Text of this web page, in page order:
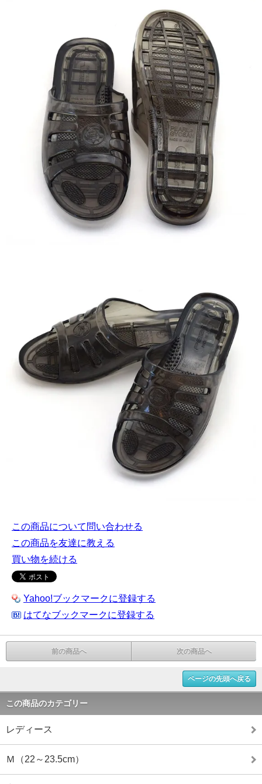
この商品について問い合わせる
この商品を友達に教える
買い物を続ける
Yahoo!ブックマークに登録する
はてなブックマークに登録する
前の商品へ 次の商品へ
ページの先頭へ戻る
この商品のカテゴリー
レディース
Ｍ（22～23.5cm）